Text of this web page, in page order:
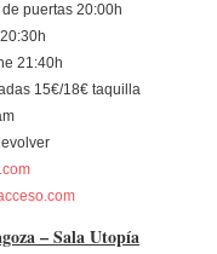
puertas 20:00h
21:40h
15€/18€ taquilla
– Sala Utopía